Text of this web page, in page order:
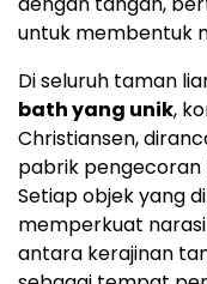
untuk membentuk
Di seluruh taman
bath yang unik,
Christiansen,
pabrik pengecoran
Setiap objek yang
memperkuat
antara kerajinan